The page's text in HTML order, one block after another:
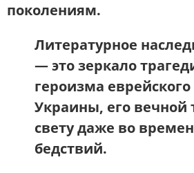
поколениям.
Литературное
— это зеркало
героизма
Украины, его вечной
свету даже во
бедствий.